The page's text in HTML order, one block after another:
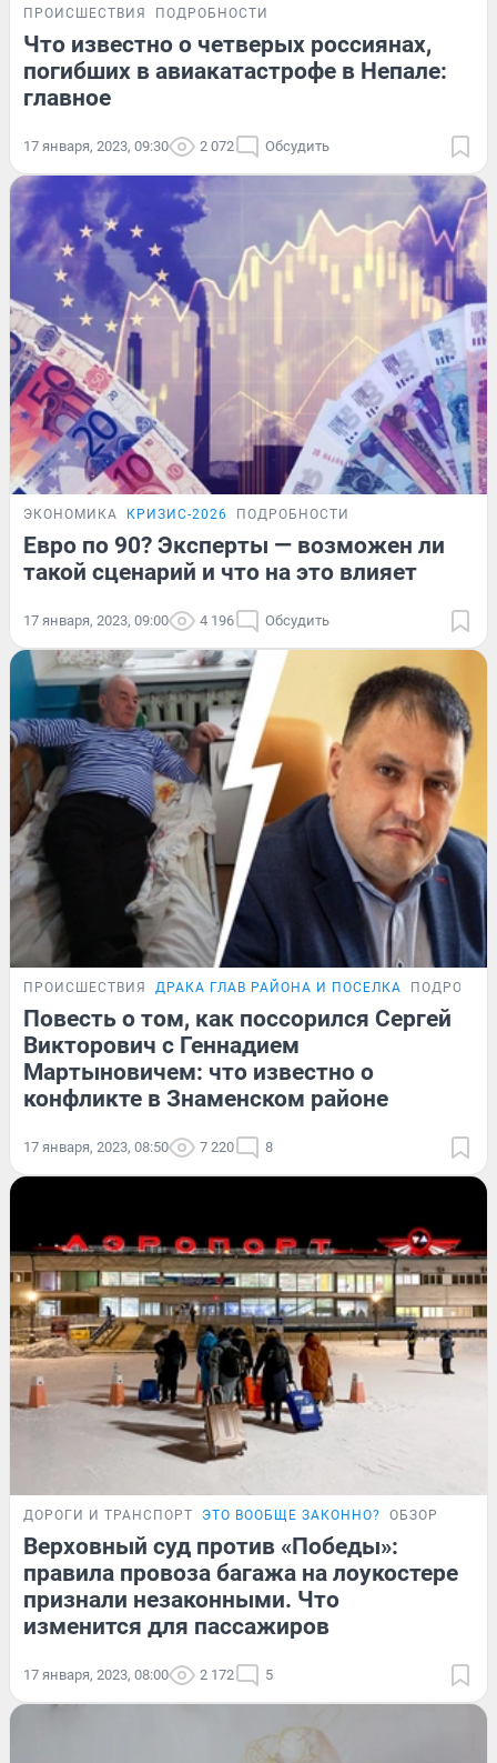
ПРОИСШЕСТВИЯ ПОДРОБНОСТИ
Что известно о четверых россиянах,
погибших в авиакатастрофе в Непале:
главное
17 января, 2023, 09:30 2 072 Обсудить
ЭКОНОМИКА КРИЗИС-2026 ПОДРОБНОСТИ
Евро по 90? Эксперты — возможен ли
такой сценарий и что на это влияет
17 января, 2023, 09:00 4 196 Обсудить
ПРОИСШЕСТВИЯ ДРАКА ГЛАВ РАЙОНА И ПОСЕЛКА
Повесть о том, как поссорился Сергей
Викторович с Геннадием
Мартыновичем: что известно о
конфликте в Знаменском районе
17 января, 2023, 08:50 7 220 8
ДОРОГИ И ТРАНСПОРТ ЭТО ВООБЩЕ ЗАКОННО? ОБЗОР
Верховный суд против «Победы»:
правила провоза багажа на лоукостере
признали незаконными. Что
изменится для пассажиров
17 января, 2023, 08:00 2 172 5